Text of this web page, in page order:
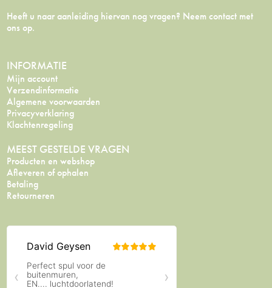
Heeft u naar aanleiding hiervan nog vragen? Neemcontact met
ons op.
INFORMATIE
Mijn account
Verzendinformatie
Algemene voorwaarden
Privacyverklaring
Klachtenregeling
MEEST GESTELDE VRAGEN
Producten en webshop
Afleveren of ophalen
Betaling
Retourneren